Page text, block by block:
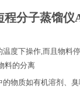
分子蒸馏仪
温度下操作,而且物料
料的分离
的物质如有机溶剂、